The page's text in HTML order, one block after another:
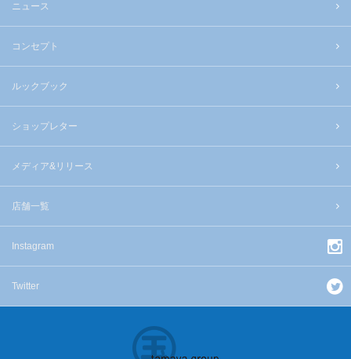
ニュース
コンセプト
ルックブック
ショップレター
メディア&リリース
店舗一覧
Instagram
Twitter